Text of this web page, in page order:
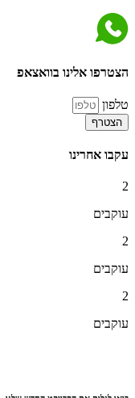
הצטרפו אלינו בוואצאפ
טלפון
הצטרף
עקבו אחרינו
2
עוקבים
2
עוקבים
2
עוקבים